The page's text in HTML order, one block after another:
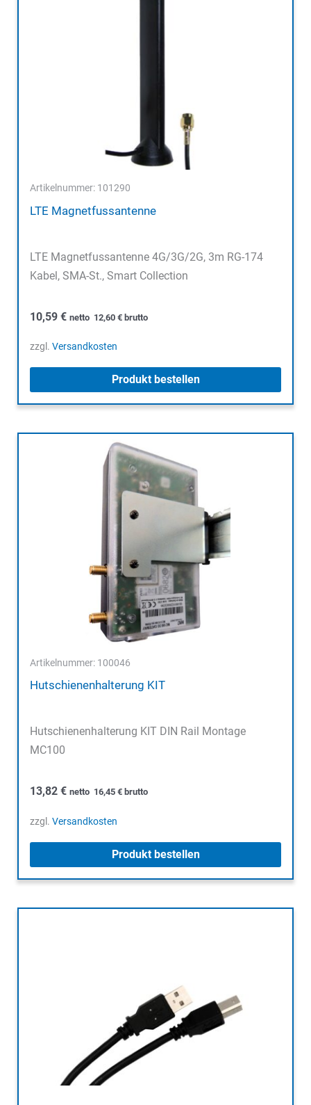
Artikelnummer: 101290
LTE Magnetfussantenne
LTE Magnetfussantenne 4G/3G/2G, 3m RG-174
Kabel, SMA-St., Smart Collection
10,59 € netto 12,60 €brutto
zzgl. Versandkosten
Produkt bestellen
Artikelnummer: 100046
Hutschienenhalterung KIT
Hutschienenhalterung KIT DIN Rail Montage
MC100
13,82 € netto 16,45 €brutto
zzgl. Versandkosten
Produkt bestellen